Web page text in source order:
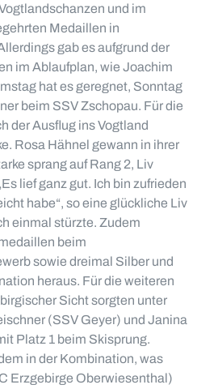
und im
Medaillen in
gab es aufgrund der
im Ablaufplan, wie Joachim
hat es geregnet, Sonntag
beim SSV Zschopau. Für die
der Ausflug ins Vogtland
Rosa Hähnel gewann in ihrer
sprang auf Rang 2, Liv
lief ganz gut. Ich bin zufrieden
habe“, so eine glückliche Liv
einmal stürzte. Zudem
beim
sowie dreimal Silber und
heraus. Für die weiteren
Sicht sorgten unter
(SSV Geyer) und Janina
Platz 1 beim Skisprung.
in der Kombination, was
Erzgebirge Oberwiesenthal)